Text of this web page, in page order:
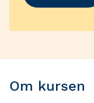
Om kursen